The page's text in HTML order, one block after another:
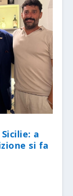
a
si fa